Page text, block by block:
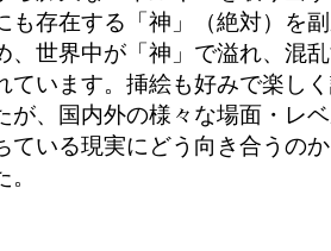
も存在する「神」（絶対）を
、世界中が「神」で溢れ、混
ています。挿絵も好みで楽し
が、国内外の様々な場面・レ
ている現実にどう向き合うの
。